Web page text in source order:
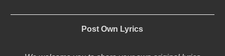
Post Own Lyrics